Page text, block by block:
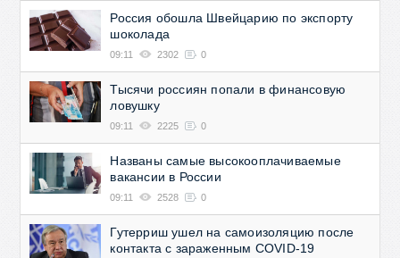
Россия обошла Швейцарию по экспорту
шоколада
09:11 2302 0
Тысячи россиян попали в финансовую
ловушку
09:11 2225 0
Названы самые высокооплачиваемые
вакансии в России
09:11 2528 0
Гутерриш ушел на самоизоляцию после
контакта с зараженным COVID-19